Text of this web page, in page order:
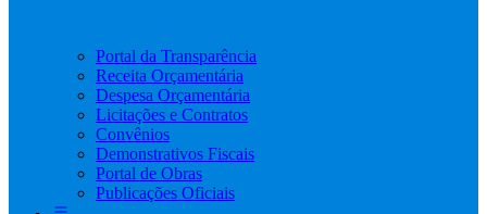
Portal da Transparência
Receita Orçamentária
Despesa Orçamentária
Licitações e Contratos
Convênios
Demonstrativos Fiscais
Portal de Obras
Publicações Oficiais